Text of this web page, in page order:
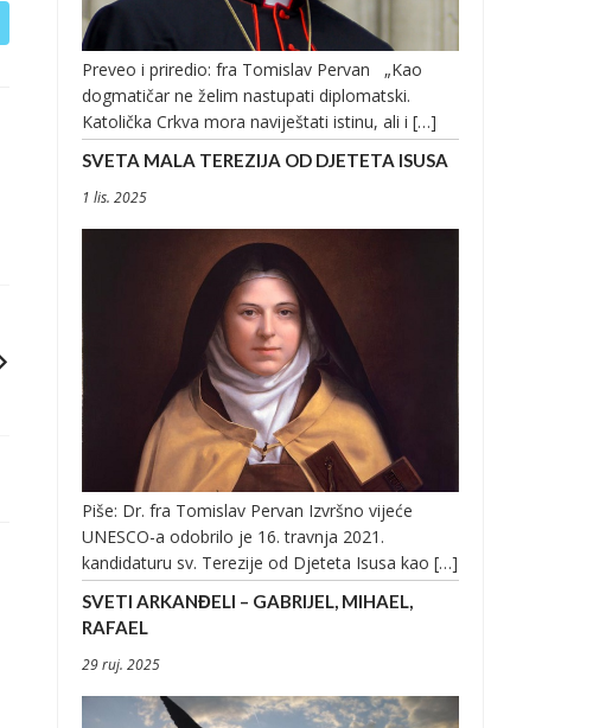
Preveo i priredio: fra Tomislav Pervan „Kao
dogmatičar ne želim nastupati diplomatski.
Katolička Crkva mora naviještati istinu, ali i […]
SVETA MALA TEREZIJA OD DJETETA ISUSA
1 lis. 2025
Piše: Dr. fra Tomislav Pervan Izvršno vijeće
UNESCO-a odobrilo je 16. travnja 2021.
kandidaturu sv. Terezije od Djeteta Isusa kao […]
SVETI ARKANĐELI – GABRIJEL, MIHAEL,
RAFAEL
29 ruj. 2025